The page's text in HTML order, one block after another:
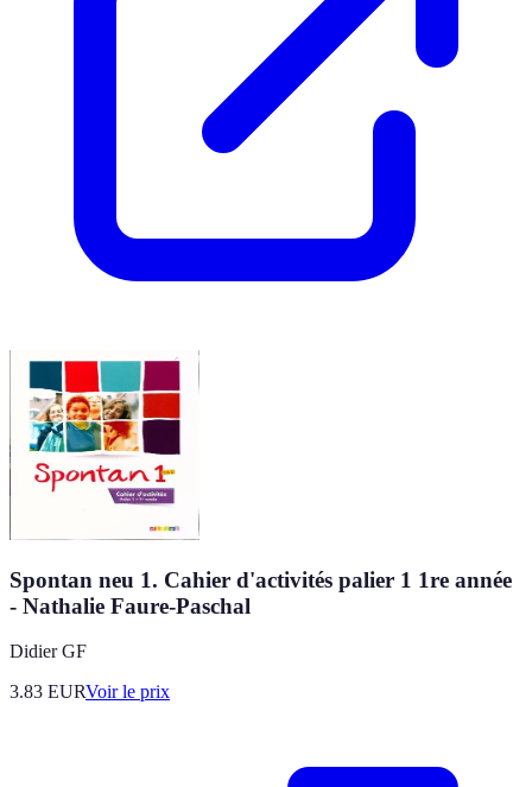
Spontan neu 1. Cahier d'activités palier 1 1re année
- Nathalie Faure-Paschal
Didier GF
3.83 EURVoir le prix